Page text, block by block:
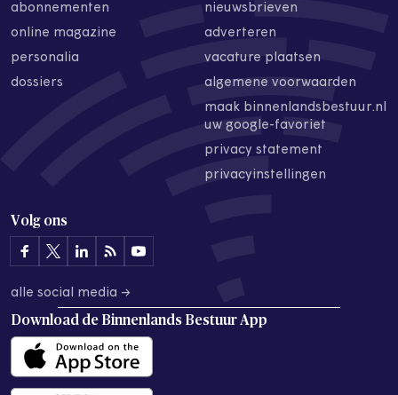
abonnementen
online magazine
personalia
dossiers
nieuwsbrieven
adverteren
vacature plaatsen
algemene voorwaarden
maak binnenlandsbestuur.nl
uw google-favoriet
privacy statement
privacyinstellingen
Volg ons
alle social media →
Download de Binnenlands Bestuur App